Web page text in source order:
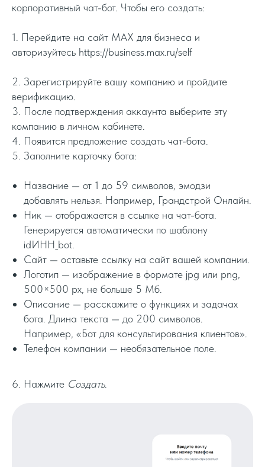
корпоративный чат-бот. Чтобы его создать:
1. Перейдите на сайт MAX для бизнеса и
авторизуйтесь https://business.max.ru/self
2. Зарегистрируйте вашу компанию и пройдите
верификацию.
3. После подтверждения аккаунта выберите эту
компанию в личном кабинете.
4. Появится предложение создать чат-бота.
5. Заполните карточку бота:
Название — от 1 до 59 символов, эмодзи
добавлять нельзя. Например, Грандстрой Онлайн.
Ник — отображается в ссылке на чат-бота.
Генерируется автоматически по шаблону
idИНН_bot.
Сайт — оставьте ссылку на сайт вашей компании.
Логотип — изображение в формате jpg или png,
500×500 px, не больше 5 Мб.
Описание — расскажите о функциях и задачах
бота. Длина текста — до 200 символов.
Например, «Бот для консультирования клиентов».
Телефон компании — необязательное поле.
6. Нажмите Создать.